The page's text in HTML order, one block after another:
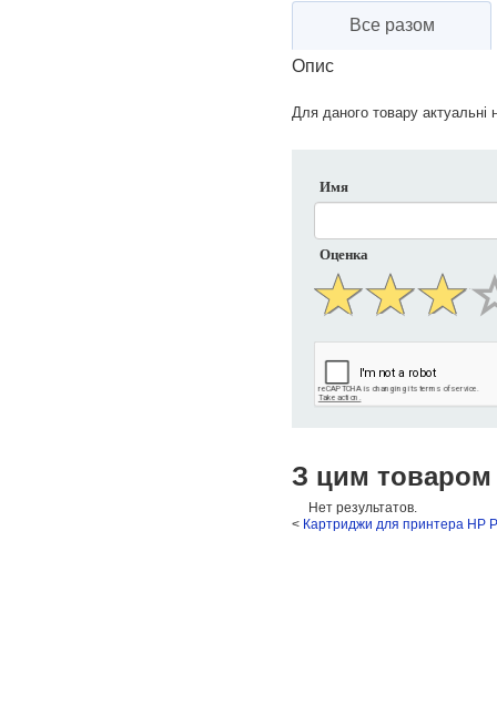
Все разом
Опис
Для даного товару актуальні
Имя
Оценка
З цим товаром
Нет результатов.
< Картриджи для принтера HP